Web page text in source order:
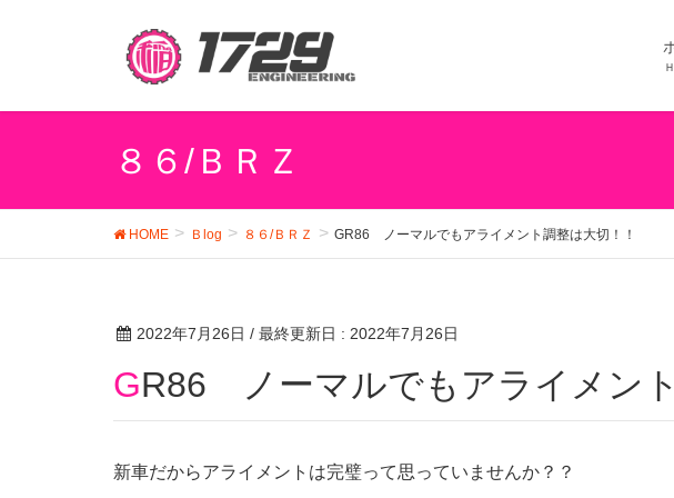
８６/ＢＲＺ
HOME Ｂlog ８６/ＢＲＺ GR86 ノーマルでもアライメント調整は大切！！
2022年7月26日 / 最終更新日 : 2022年7月26日
GR86 ノーマルでもアライメン
新車だからアライメントは完璧って思っていませんか？？